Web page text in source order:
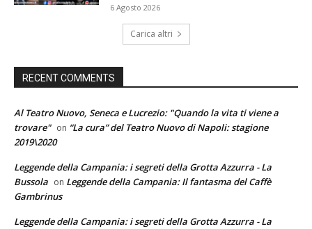
6 Agosto 2026
Carica altri
RECENT COMMENTS
Al Teatro Nuovo, Seneca e Lucrezio: "Quando la vita ti viene a
trovare" on “La cura” del Teatro Nuovo di Napoli: stagione
2019\2020
Leggende della Campania: i segreti della Grotta Azzurra - La
Bussola on Leggende della Campania: Il fantasma del Caffè
Gambrinus
Leggende della Campania: i segreti della Grotta Azzurra - La